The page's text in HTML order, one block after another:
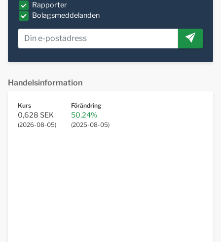
Rapporter
Bolagsmeddelanden
Handelsinformation
Kurs
0,628 SEK
(2026-08-05)
Förändring
50,24%
(2025-08-05)